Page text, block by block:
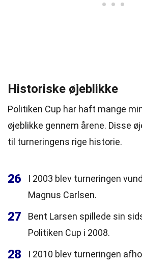
Historiske øjeblikke
Politiken Cup har haft mange
øjeblikke gennem årene. Disse
til turneringens rige historie.
26
I 2003 blev turneringen
Magnus Carlsen.
27
Bent Larsen spillede sin
Politiken Cup i 2008.
28
I 2010 blev turneringen